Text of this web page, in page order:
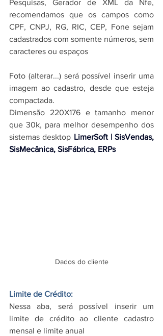
Pesquisas, Gerador de XML da Nfe,
recomendamos que os campos como
CPF, CNPJ, RG, RIC, CEP, Fone sejam
cadastrados com somente números, sem
caracteres ou espaços
Foto (alterar...) será possível inserir uma
imagem ao cadastro, desde que esteja
compactada.
Dimensão 220X176 e tamanho menor
sistemas desktop LimerSoft | SisVendas,
SisMecânica, SisFábrica, ERPs
Dados do cliente
Limite de Crédito:
Nessa aba, será possível inserir um
limite de crédito ao cliente cadastro
mensal e limite anual